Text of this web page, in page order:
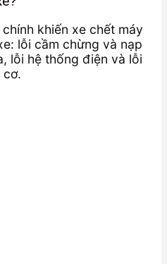
khiến xe chết máy
lỗi cầm chừng và nạp
lỗi hệ thống điện và lỗi
cơ.